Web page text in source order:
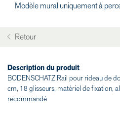
Modèle mural uniquement à
Retour
Description du produit
BODENSCHATZ Rail pour rideau de
cm, 18 glisseurs, matériel de fixation,
recommandé